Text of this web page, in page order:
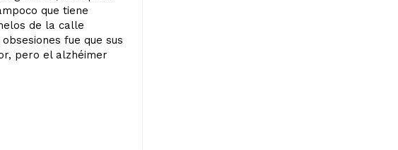
que tiene
de la calle
fue que sus
pero el alzhéimer